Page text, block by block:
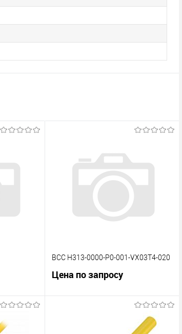
BCC H313-0000-P0-001-VX03T4-020
Цена по запросу
В корзину